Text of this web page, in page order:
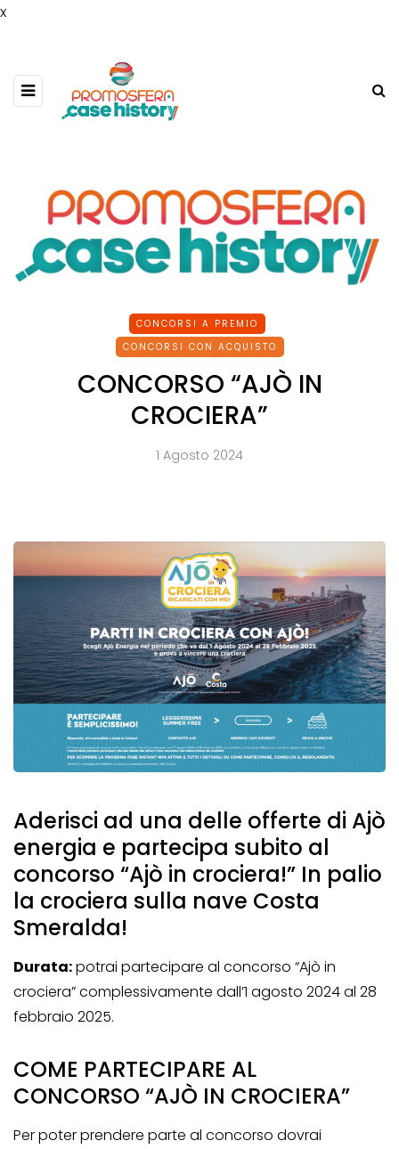
x
CONCORSI A PREMIO
CONCORSI CON ACQUISTO
CONCORSO “AJÒ IN
CROCIERA”
1 Agosto 2024
Aderisci ad una delle offerte di Ajò
energia e partecipa subito al
concorso “Ajò in crociera!” In palio
la crociera sulla nave Costa
Smeralda!
Durata:potrai partecipare al concorso “Ajò in
crociera” complessivamente dall’1 agosto 2024 al 28
febbraio 2025.
COME PARTECIPARE AL
CONCORSO “AJÒ IN CROCIERA”
Per poter prendere parte al concorso dovrai